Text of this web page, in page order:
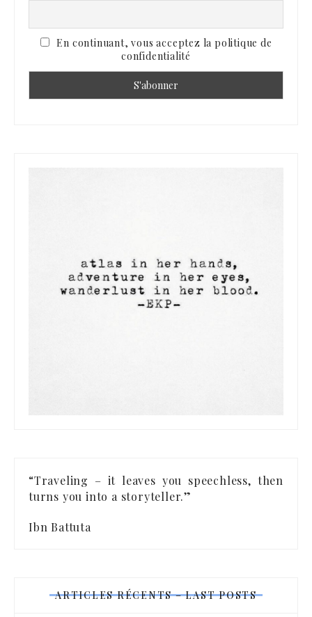
En continuant, vous acceptez la politique de
confidentialité
“Traveling – it leaves you speechless, then
turns you into a storyteller.”
Ibn Battuta
ARTICLES RÉCENTS – LAST POSTS